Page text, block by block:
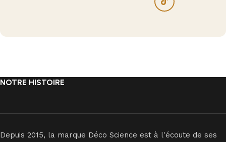
NOTRE HISTOIRE
Depuis 2015, la marque Déco Science est à l'écoute de ses